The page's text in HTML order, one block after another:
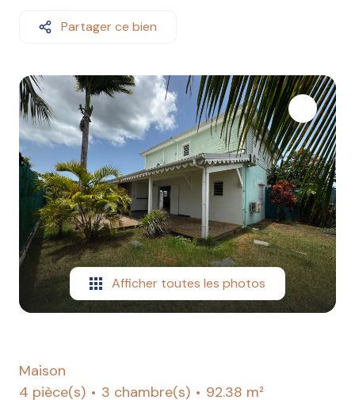
VENTE
Vendre
nous
BIENS
VENDUS
LOCATION
Louer
nous
GESTION
SYNDIC
Partager ce bien
Afficher toutes les photos
Maison
4 pièce(s)
3 chambre(s)
92.38 m²